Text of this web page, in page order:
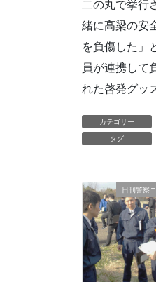
二の丸で挙行
緒に高梁の安
を負傷した」
員が連携して
れた啓発グッ
カテゴリー
タグ
日刊警察